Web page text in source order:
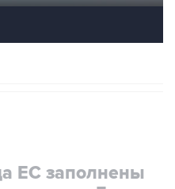
ЕС заполнены